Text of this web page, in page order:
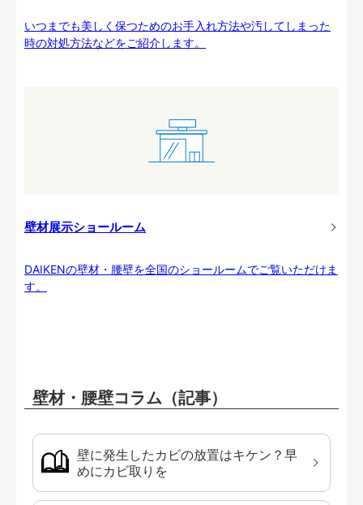
いつまでも美しく保つためのお手入れ方法や汚してしまった
時の対処方法などをご紹介します。
壁材展示ショールーム
DAIKENの壁材・腰壁を全国のショールームでご覧いただけま
す。
壁材・腰壁コラム（記事）
壁に発生したカビの放置はキケン？早
めにカビ取りを